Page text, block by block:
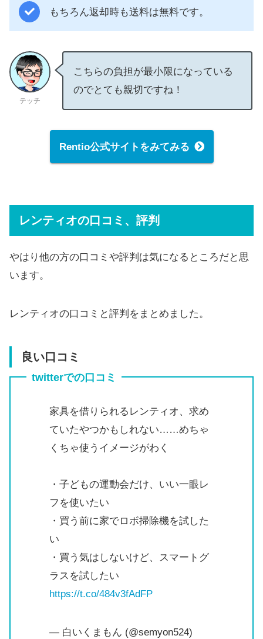
もちろん返却時も送料は無料です。
テッチ
こちらの負担が最小限になっている
のでとても親切ですね！
Rentio公式サイトをみてみる
レンティオの口コミ、評判
やはり他の方の口コミや評判は気になるところだと思
います。
レンティオの口コミと評判をまとめました。
良い口コミ
twitterでの口コミ
家具を借りられるレンティオ、求め
ていたやつかもしれない……めちゃ
くちゃ使うイメージがわく
・子どもの運動会だけ、いい一眼レ
フを使いたい
・買う前に家でロボ掃除機を試した
い
・買う気はしないけど、スマートグ
ラスを試したい
https://t.co/484v3fAdFP
— 白いくまもん (@semyon524)